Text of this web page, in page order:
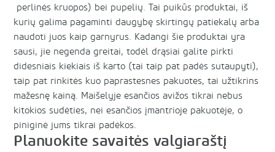
perlinės kruopos) bei pupelių. Tai puikūs produktai, iš
kurių galima pagaminti daugybę skirtingų patiekalų arba
naudoti juos kaip garnyrus. Kadangi šie produktai yra
sausi, jie negenda greitai, todėl drąsiai galite pirkti
didesniais kiekiais iš karto (tai taip pat padės sutaupyti),
taip pat rinkitės kuo paprastesnes pakuotes, tai užtikrins
mažesnę kainą. Maišelyje esančios avižos tikrai nebus
kitokios sudėties, nei esančios įmantrioje pakuotėje, o
piniginė jums tikrai padėkos.
Planuokite savaitės valgiaraštį